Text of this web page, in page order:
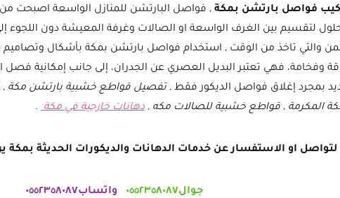
فواصل بارتشن بمكة , فواصل البارتشن للمنازل الواسعة اصبحت
لتقسيم بين الغرف الواسعة او الصالات وغرفة المعيشة دون اللجوء
والتي تاخذ من الوقت , استخدام فواصل بارتشن بمكة بأشكال وتصاميم
وفخامة، فهي تعتبر البديل العصري عن الجدران، إلى جانب إمكانية فصل
بمجرد إغلاق فواصل الديكور فقط , تفصيل قواطع خشبية بارتشن مكة
المكرمة , قواطع خشبية للصالات مكه , دهانات خارجية في مكة .
لتواصل او الاستفسار عن خدمات الدهانات والديكورات الحديثة بمكة
جوال٠٥٥٢٣٥٨٠٨٧ واتساب٠٥٥٢٣٥٨٠٨٧